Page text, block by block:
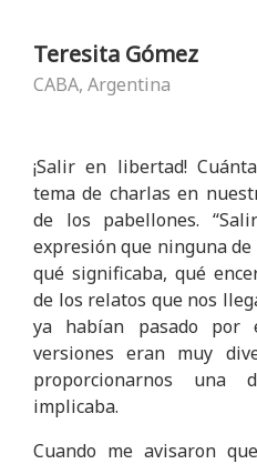
Teresita Gómez
CABA, Argentina
¡Salir en libertad!
tema de charlas en
de los pabellones.
expresión que ninguna
qué significaba, qué
de los relatos que nos
ya habían pasado por
versiones eran muy
proporcionarnos
implicaba.
Cuando me avisaron